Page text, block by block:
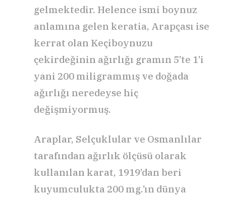
gelmektedir. Helence ismi boynuz
anlamına gelen keratia, Arapçası ise
kerrat olan Keçiboynuzu
çekirdeğinin ağırlığı gramın 5’te 1’i
yani 200 miligrammış ve doğada
ağırlığı neredeyse hiç
değişmiyormuş.
Araplar, Selçuklular ve Osmanlılar
tarafından ağırlık ölçüsü olarak
kullanılan karat, 1919’dan beri
kuyumculukta 200 mg.’ın dünya